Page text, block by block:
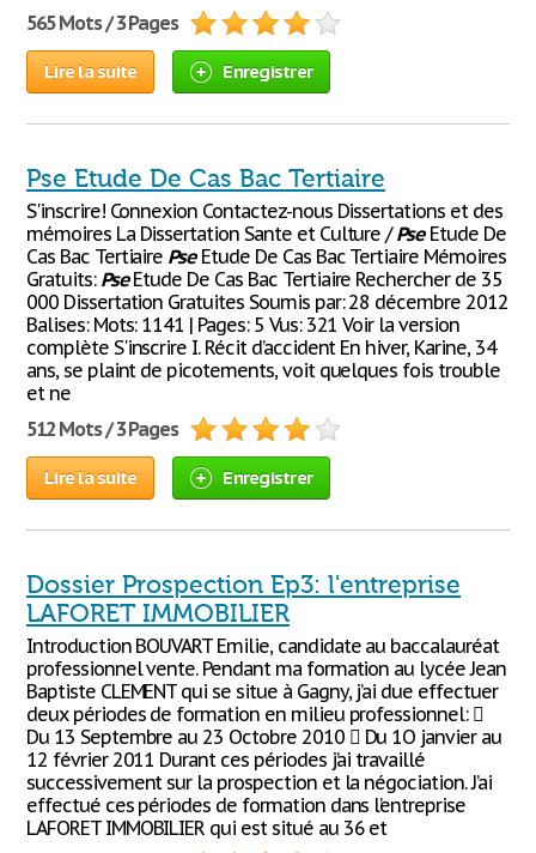
565 Mots / 3 Pages
Lire la suite Enregistrer
Pse Etude De Cas Bac Tertiaire
S'inscrire! Connexion Contactez-nous Dissertations et des
mémoires La Dissertation Sante et Culture /PseEtude De
Cas Bac Tertiaire PseEtude De Cas Bac Tertiaire Mémoires
Gratuits: PseEtude De Cas Bac Tertiaire Rechercher de 35
000 Dissertation Gratuites Soumis par: 28 décembre 2012
Balises: Mots: 1141 | Pages: 5 Vus: 321 Voir la version
complète S'inscrire I. Récit d’accident En hiver, Karine, 34
ans, se plaint de picotements, voit quelques fois trouble
et ne
512 Mots / 3 Pages
Lire la suite Enregistrer
Dossier Prospection Ep3: l'entreprise
LAFORET IMMOBILIER
Introduction BOUVART Emilie, candidate au baccalauréat
professionnel vente. Pendant ma formation au lycée Jean
Baptiste CLEMENT qui se situe à Gagny, j’ai due effectuer
deux périodes de formation en milieu professionnel: 
Du 13 Septembre au 23 Octobre 2010  Du 1O janvier au
12 février 2011 Durant ces périodes j’ai travaillé
successivement sur la prospection et la négociation. J’ai
effectué ces périodes de formation dans l’entreprise
LAFORET IMMOBILIER qui est situé au 36 et